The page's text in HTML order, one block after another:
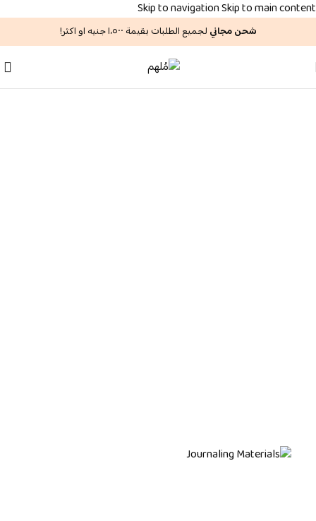
Skip to navigationSkip to main content
شحن مجاني لجميع الطلبات بقيمة ۱،٥۰۰ جنيه او اكثر!
Journals